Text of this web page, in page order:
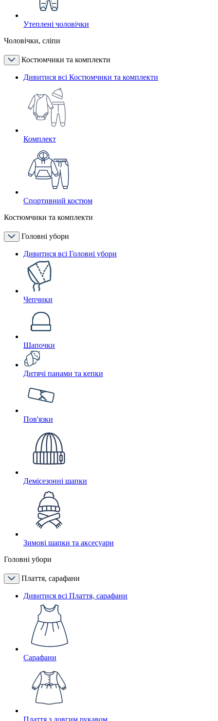
Утеплені чоловічки
Чоловічки, сліпи
Костюмчики та комплекти
Дивитися всі Костюмчики та комплекти
Комплект
Спортивний костюм
Костюмчики та комплекти
Головні убори
Дивитися всі Головні убори
Чепчики
Шапочки
Дитячі панами та кепки
Пов'язки
Демісезонні шапки
Зимові шапки та аксесуари
Головні убори
Плаття, сарафани
Дивитися всі Плаття, сарафани
Сарафани
Плаття з довгим рукавом